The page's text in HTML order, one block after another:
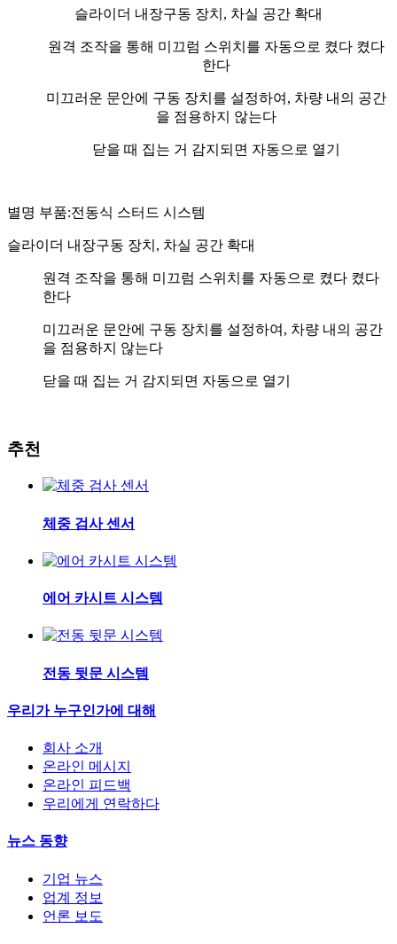
슬라이더 내장구동 장치, 차실 공간 확대
원격 조작을 통해 미끄럼 스위치를 자동으로 켰다 켰다
한다
미끄러운 문안에 구동 장치를 설정하여, 차량 내의 공간
을 점용하지 않는다
닫을 때 집는 거 감지되면 자동으로 열기
별명 부품:전동식 스터드 시스템
슬라이더 내장구동 장치, 차실 공간 확대
원격 조작을 통해 미끄럼 스위치를 자동으로 켰다 켰다
한다
미끄러운 문안에 구동 장치를 설정하여, 차량 내의 공간
을 점용하지 않는다
닫을 때 집는 거 감지되면 자동으로 열기
추천
체중 검사 센서
에어 카시트 시스템
전동 뒷문 시스템
우리가 누구인가에 대해
회사 소개
온라인 메시지
온라인 피드백
우리에게 연락하다
뉴스 동향
기업 뉴스
업계 정보
언론 보도